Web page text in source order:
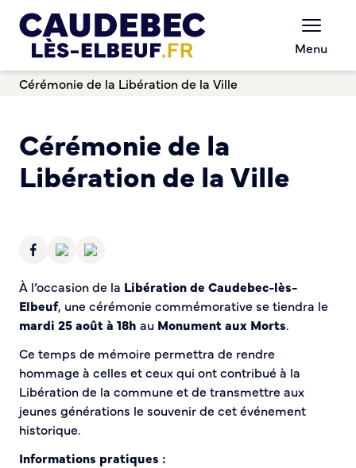
Menu
Cérémonie de la Libération de la Ville
Cérémonie de la
Libération de la Ville
À l’occasion de la Libération de Caudebec-lès-
Elbeuf, une cérémonie commémorative se tiendra le
mardi 25 août à 18h au Monument aux Morts.
Ce temps de mémoire permettra de rendre
hommage à celles et ceux qui ont contribué à la
Libération de la commune et de transmettre aux
jeunes générations le souvenir de cet événement
historique.
Informations pratiques :
Chèques-cadeaux municipaux – Soutenez le
commerce local !
Aides aux porteurs de projets
Locaux professionnels en location
Dispositif Teste ton Etal’
Boutique test
Habitat Urbanisme
Renov’ Enseigne
Risques majeurs
Taxe locale sur la Publicité Extérieure
Éclairage public
Plan Local d’Urbanisme (PLU)
Demande d’Occupation du Domaine Public
Sécurité tranquillité
Police municipale
Pré-plainte en ligne
Tranquillité vacances